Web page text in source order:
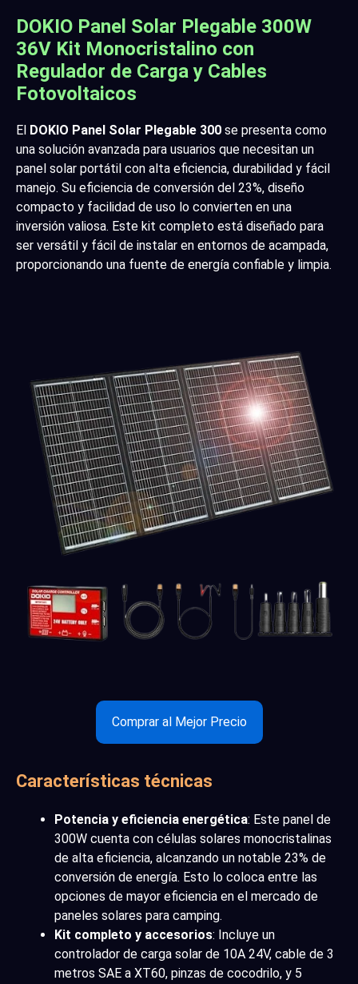
DOKIO Panel Solar Plegable 300W
36V Kit Monocristalino con
Regulador de Carga y Cables
Fotovoltaicos
El DOKIO Panel Solar Plegable 300 se presenta como
una solución avanzada para usuarios que necesitan un
panel solar portátil con alta eficiencia, durabilidad y fácil
manejo. Su eficiencia de conversión del 23%, diseño
compacto y facilidad de uso lo convierten en una
inversión valiosa. Este kit completo está diseñado para
ser versátil y fácil de instalar en entornos de acampada,
proporcionando una fuente de energía confiable y limpia.
Comprar al Mejor Precio
Características técnicas
Potencia y eficiencia energética: Este panel de
300W cuenta con células solares monocristalinas
de alta eficiencia, alcanzando un notable 23% de
conversión de energía. Esto lo coloca entre las
opciones de mayor eficiencia en el mercado de
paneles solares para camping.
Kit completo y accesorios: Incluye un
controlador de carga solar de 10A 24V, cable de 3
metros SAE a XT60, pinzas de cocodrilo, y 5